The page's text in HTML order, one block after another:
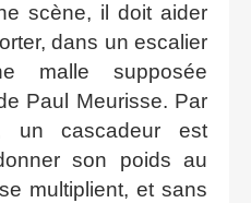
scène, il doit aider
dans un escalier
malle supposée
Paul Meurisse. Par
un cascadeur est
son poids au
multiplient, et sans